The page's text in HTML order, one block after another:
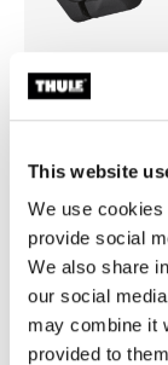
This website
We use
provide social
We also share
our social
may combine it
provided to
nosač pametnog
crne boje